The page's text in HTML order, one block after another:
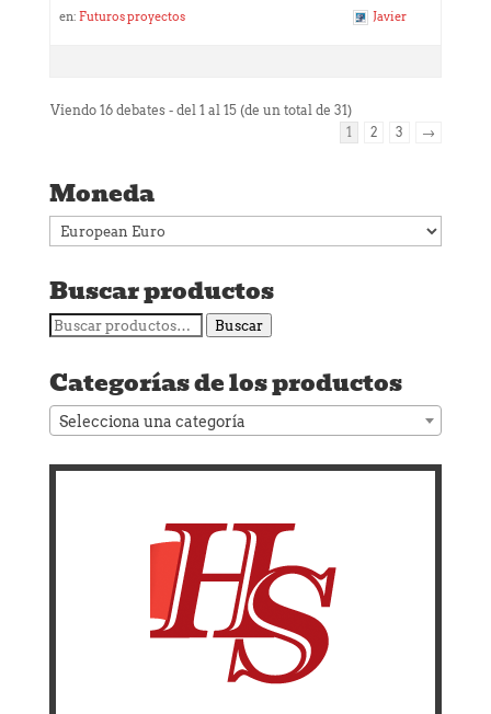
en: Futuros proyectos Javier
Viendo 16 debates - del 1 al 15 (de un total de 31)
1
2 3 →
Moneda
Buscar productos
Buscar
Buscar
Categorías de los productos
Selecciona una categoría